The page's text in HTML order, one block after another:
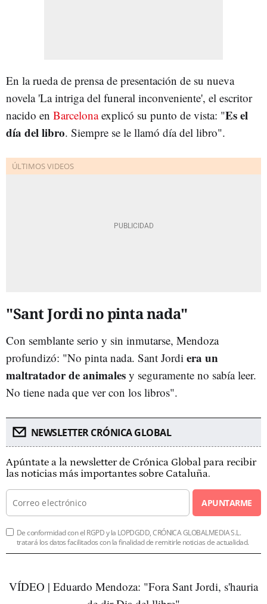
En la rueda de prensa de presentación de su nueva
novela 'La intriga del funeral inconveniente', el escritor
nacido en Barcelonaexplicó su punto de vista: "Es el
día del libro. Siempre se le llamó día del libro".
"Sant Jordi no pinta nada"
Con semblante serio y sin inmutarse, Mendoza
profundizó: "No pinta nada. Sant Jordi era un
maltratador de animales y seguramente no sabía leer.
No tiene nada que ver con los libros".
NEWSLETTER CRÓNICA GLOBAL
Apúntate a la newsletter de Crónica Global para recibir
las noticias más importantes sobre Cataluña.
APUNTARME
De conformidad con el RGPD y la LOPDGDD, CRÓNICA GLOBALMEDIA S.L.
tratará los datos facilitados con la finalidad de remitirle noticias de actualidad.
VÍDEO | Eduardo Mendoza: "Fora Sant Jordi, s'hauria